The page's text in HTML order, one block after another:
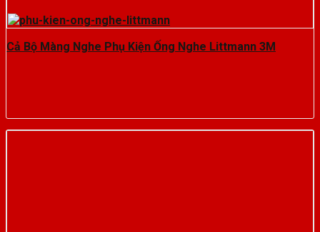
Cả Bộ Màng Nghe Phụ Kiện Ống Nghe Littmann 3M